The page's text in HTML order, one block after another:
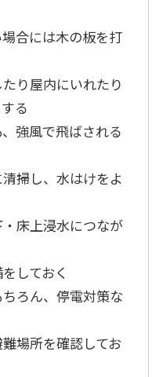
合には木の板を打
り屋内にいれたり
る
強風で飛ばされる
掃し、水はけをよ
床上浸水につなが
しておく
ろん、停電対策な
場所を確認してお